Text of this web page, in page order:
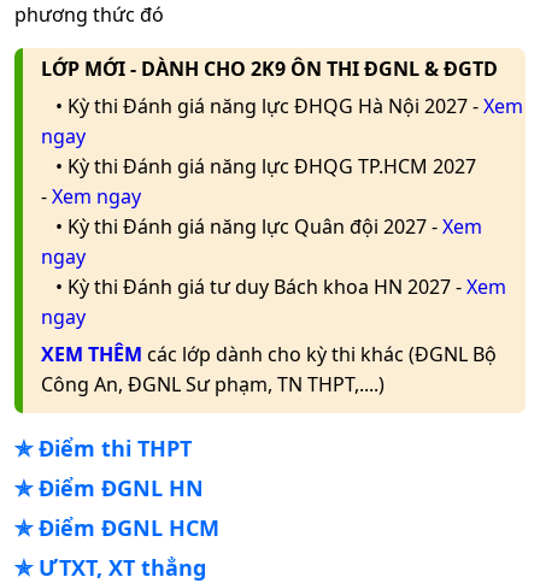
phương thức đó
LỚP MỚI - DÀNH CHO 2K9 ÔN THI ĐGNL & ĐGTD
• Kỳ thi Đánh giá năng lực ĐHQG Hà Nội 2027 -Xem
ngay
• Kỳ thi Đánh giá năng lực ĐHQG TP.HCM 2027
-Xem ngay
• Kỳ thi Đánh giá năng lực Quân đội 2027 -Xem
ngay
• Kỳ thi Đánh giá tư duy Bách khoa HN 2027 -Xem
ngay
XEM THÊM các lớp dành cho kỳ thi khác (ĐGNL Bộ
Công An, ĐGNL Sư phạm, TN THPT,....)
✯Điểm thi THPT
✯Điểm ĐGNL HN
✯Điểm ĐGNL HCM
✯ ƯTXT, XT thẳng